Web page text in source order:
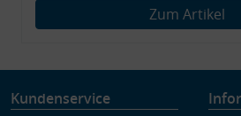
Zum Artikel
Kundenservice